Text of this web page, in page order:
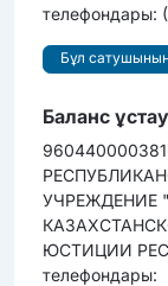
телефондары:
Бұл
Баланс
УЧРЕЖДЕНИЕ
ЮСТИЦИИ
телефондары: